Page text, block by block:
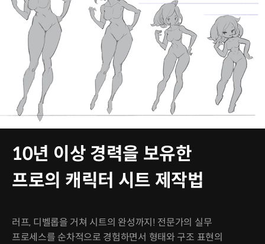
10년 이상 경력을 보유한
프로의 캐릭터 시트 제작법
러프, 디벨롭을 거쳐 시트의 완성까지! 전문가의 실무
프로세스를 순차적으로 경험하면서 형태와 구조 표현의